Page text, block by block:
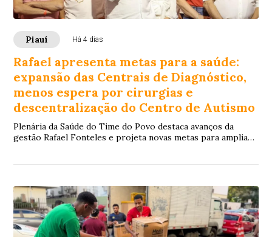
Piauí Há 4 dias
Rafael apresenta metas para a saúde:
expansão das Centrais de Diagnóstico,
menos espera por cirurgias e
descentralização do Centro de Autismo
Plenária da Saúde do Time do Povo destaca avanços da
gestão Rafael Fonteles e projeta novas metas para ampliar